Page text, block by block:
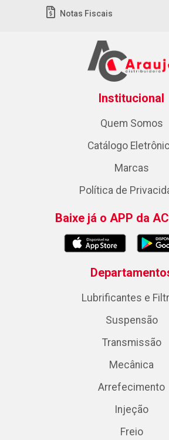
Notas Fiscais
Institucional
Quem Somos
Catálogo
Marcas
Política de
Baixe já o APP da
Lubrificantes e
Suspensão
Transmissão
Mecânica
Arrefecimento
Injeção
Freio